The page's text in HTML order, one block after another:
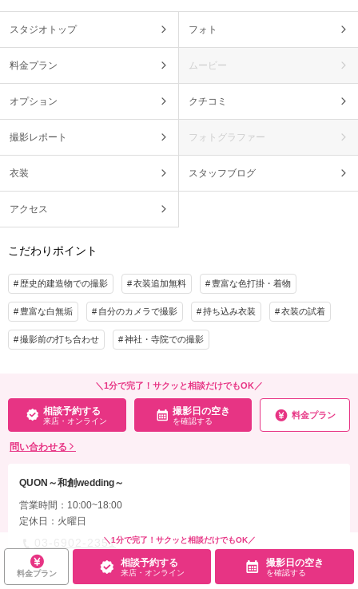
スタジオトップ フォト
料金プラン ムービー
オプション クチコミ
撮影レポート フォトグラファー
衣装 スタッフブログ
アクセス
こだわりポイント
歴史的建造物での撮影 衣装追加無料 豊富な色打掛・着物
豊富な白無垢 自分のカメラで撮影 持ち込み衣装 衣装の試着
撮影前の打ち合わせ 神社・寺院での撮影
＼1分で完了！サクッと相談だけでもOK／
相談予約する
来店・オンライン
撮影日の空き
を確認する
料金プラン
問い合わせる
QUON～和創wedding～
営業時間：10:00~18:00
定休日：火曜日
03-6902-2351＼1分で完了！サクッと相談だけでもOK／
料金プラン
相談予約する
来店・オンライン
撮影日の空き
を確認する